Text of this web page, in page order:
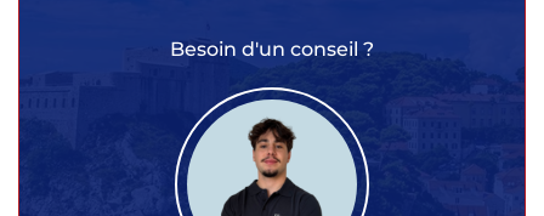
Besoin d'un conseil ?